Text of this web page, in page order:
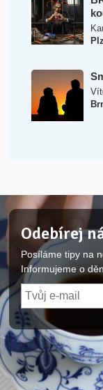
Odebírej
Posíláme tipy na
Informujeme o